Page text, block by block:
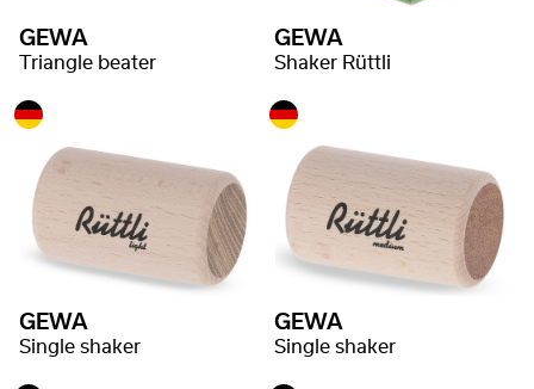
GEWA
Triangle beater
GEWA
Shaker Rüttli
GEWA
Single shaker
GEWA
Single shaker